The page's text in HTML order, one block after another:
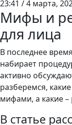
23:41 / 4 марта,
Мифы и
для лица
В последнее
набирает
активно
разберемся,
мифами, а какие
В статье